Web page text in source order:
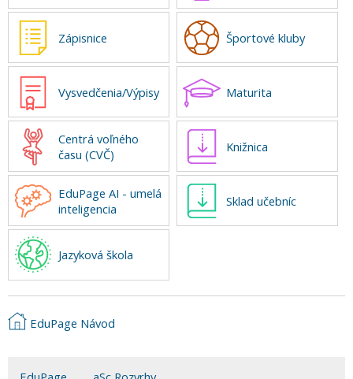
Zápisnice Športové kluby
Vysvedčenia/Výpisy Maturita
Centrá voľného
času (CVČ)
Knižnica
EduPage AI - umelá
inteligencia
Sklad učebníc
Jazyková škola
EduPage Návod